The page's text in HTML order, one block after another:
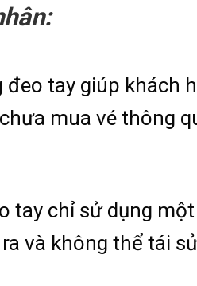
tay giúp khách
mua vé thông
tay chỉ sử dụng
và không thể tái